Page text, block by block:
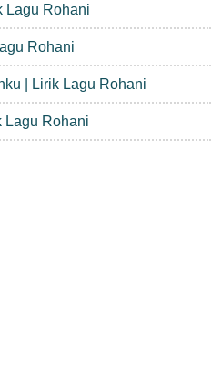
Lagu Rohani
Rohani
| Lirik Lagu Rohani
Lagu Rohani